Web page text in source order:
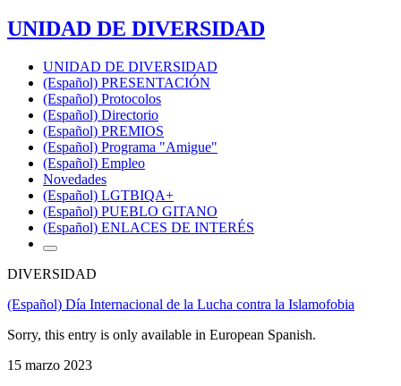
UNIDAD DE DIVERSIDAD
UNIDAD DE DIVERSIDAD
(Español) PRESENTACIÓN
(Español) Protocolos
(Español) Directorio
(Español) PREMIOS
(Español) Programa "Amigue"
(Español) Empleo
Novedades
(Español) LGTBIQA+
(Español) PUEBLO GITANO
(Español) ENLACES DE INTERÉS
DIVERSIDAD
(Español) Día Internacional de la Lucha contra la Islamofobia
Sorry, this entry is only available in European Spanish.
15 marzo 2023